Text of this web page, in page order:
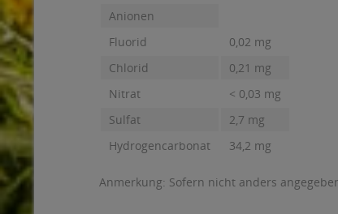
Anionen
Fluorid
0,02 mg
Chlorid
0,21 mg
Nitrat
< 0,03 mg
Sulfat
2,7 mg
Hydrogencarbonat
34,2 mg
Anmerkung: Sofern nicht anders